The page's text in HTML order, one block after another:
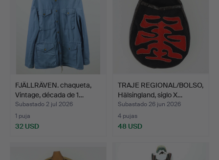
FJÄLLRÄVEN. chaqueta,
Vintage, década de 1…
Subastado 2 jul 2026
1 puja
32 USD
TRAJE REGIONAL/BOLSO,
Hälsingland, siglo X…
Subastado 26 jun 2026
4 pujas
48 USD